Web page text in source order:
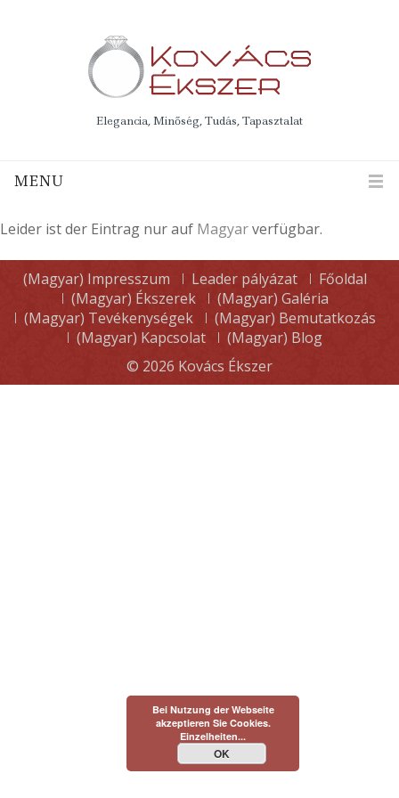
Elegancia, Minőség, Tudás, Tapasztalat
MENU
Leider ist der Eintrag nur auf Magyarverfügbar.
(Magyar) Impresszum Leader pályázat
Főoldal
(Magyar) Ékszerek
(Magyar) Galéria
(Magyar) Tevékenységek
(Magyar) Bemutatkozás
(Magyar) Kapcsolat
(Magyar) Blog
© 2026 Kovács Ékszer
Bei Nutzung der Webseite
akzeptieren Sie Cookies.
Einzelheiten...
OK